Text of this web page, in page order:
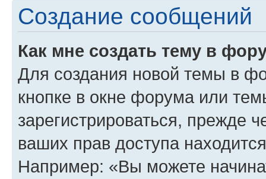
Создание сообщений
Как мне создать тему в
Для создания новой темы в
кнопке в окне форума или
зарегистрироваться, прежде
ваших прав доступа
Например: «Вы можете